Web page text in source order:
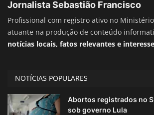
Jornalista Sebastião Francisco
Profissional com registro ativo no
atuante na produção de conteúdo
notícias locais, fatos relevantes e
NOTÍCIAS POPULARES
Abortos registrados no
sob governo Lula